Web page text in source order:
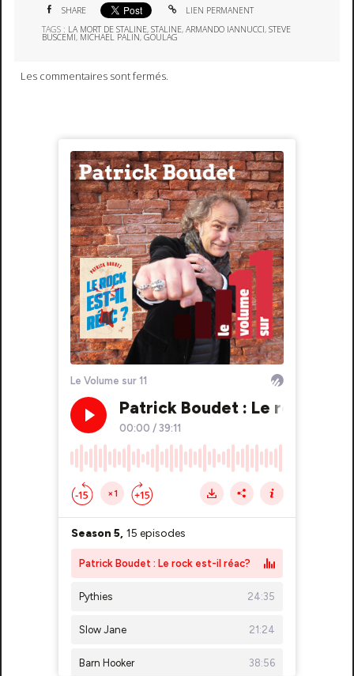
SHARE
LIEN PERMANENT
TAGS : LA MORT DE STALINE,STALINE,ARMANDO IANNUCCI,STEVE
BUSCEMI, MICHAEL PALIN,GOULAG
Les commentaires sont fermés.